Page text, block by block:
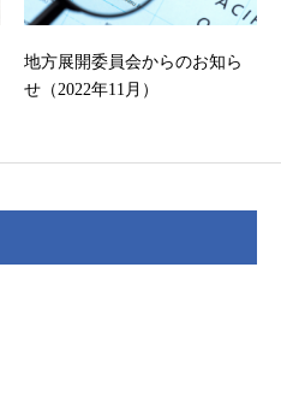
地方展開委員会からのお知ら
せ（2022年11月）